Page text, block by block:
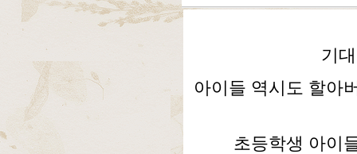
기
아이들 역시도 할아
초등학생 아이